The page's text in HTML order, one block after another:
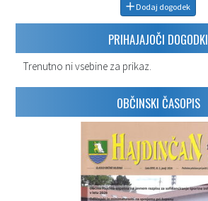
Dodaj dogodek
PRIHAJAJOČI DOGODKI
Trenutno ni vsebine za prikaz.
OBČINSKI ČASOPIS